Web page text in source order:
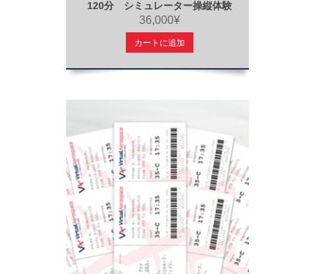
120分 シミュレーター操縦体験
36,000¥
カートに追加